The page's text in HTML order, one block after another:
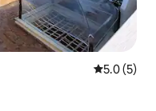
レビュー5
5.0 (5)